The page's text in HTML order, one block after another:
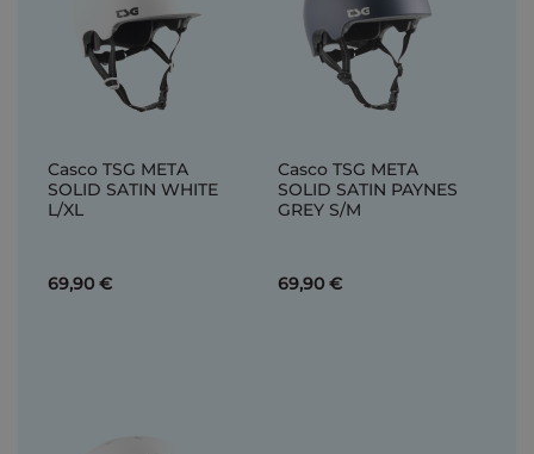
Casco TSG META
SOLID SATIN WHITE
L/XL
69,90 €
Casco TSG META
SOLID SATIN PAYNES
GREY S/M
69,90 €